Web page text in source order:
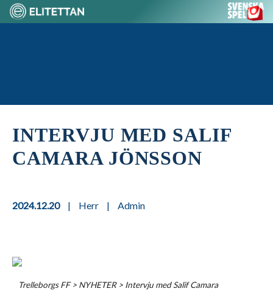
INTERVJU MED SALIF
CAMARA JÖNSSON
2024.12.20 | Herr | Admin
Trelleborgs FF> NYHETER> Intervju med Salif Camara